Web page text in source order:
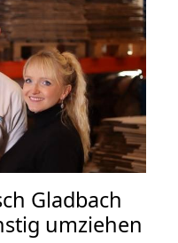
Gladbach
umziehen